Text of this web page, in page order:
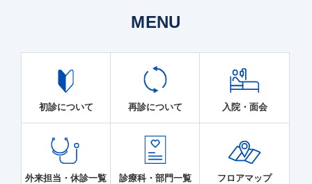
MENU
初診について 再診について 入院・面会
外来担当・休診一覧 診療科・部門一覧 フロアマップ